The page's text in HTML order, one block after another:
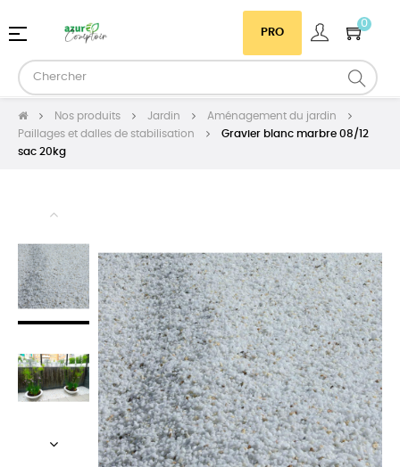
PRO
0
Basculer
navigation
☰
Nos produits Jardin
Aménagement du jardin
Paillages et dalles de stabilisation
Gravier blanc marbre 08/12
sac 20kg